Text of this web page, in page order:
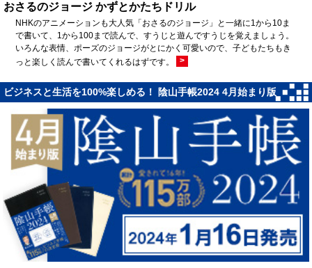
おさるのジョージ かずとかたちドリル
NHKのアニメーションも大人気「おさるのジョージ」と一緒に1から10ま
で書いて、1から100まで読んで、すうじと遊んですうじを覚えましょう。
いろんな表情、ポーズのジョージがとにかく可愛いので、子どもたちもき
っと楽しく読んで書いてくれるはずです。
>
ビジネスと生活を100%楽しめる！ 陰山手帳2024 4月始まり版